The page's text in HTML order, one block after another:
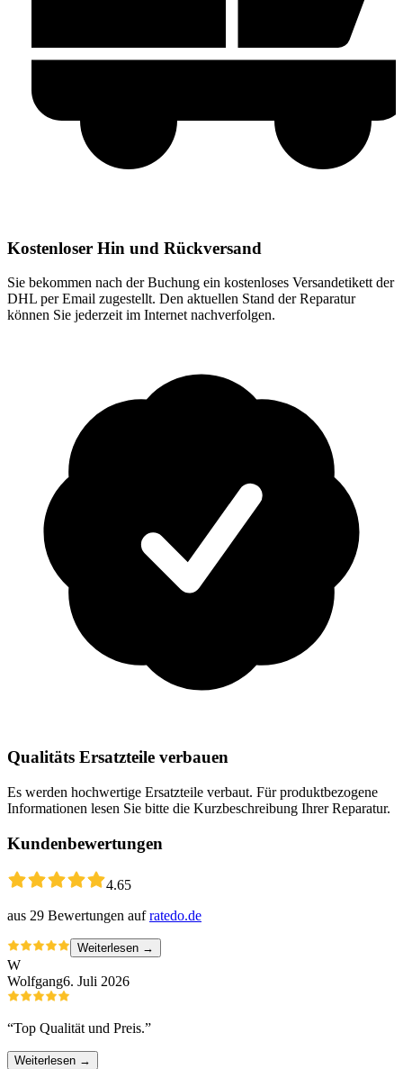
Kostenloser Hin und Rückversand
Sie bekommen nach der Buchung ein kostenloses Versandetikett der
DHL per Email zugestellt. Den aktuellen Stand der Reparatur
können Sie jederzeit im Internet nachverfolgen.
Qualitäts Ersatzteile verbauen
Es werden hochwertige Ersatzteile verbaut. Für produktbezogene
Informationen lesen Sie bitte die Kurzbeschreibung Ihrer Reparatur.
Kundenbewertungen
4.65
aus 29 Bewertungen auf ratedo.de
Weiterlesen →
W
Wolfgang6. Juli 2026
“Top Qualität und Preis.”
Weiterlesen →